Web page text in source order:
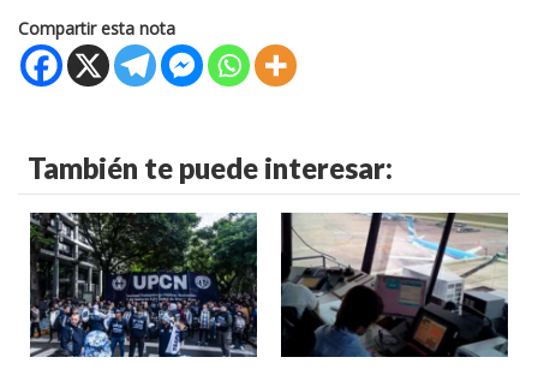
Compartir esta nota
También te puede interesar: